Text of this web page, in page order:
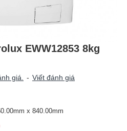
EWW12853 8kg
giá. - Viết đánh giá
x 840.00mm